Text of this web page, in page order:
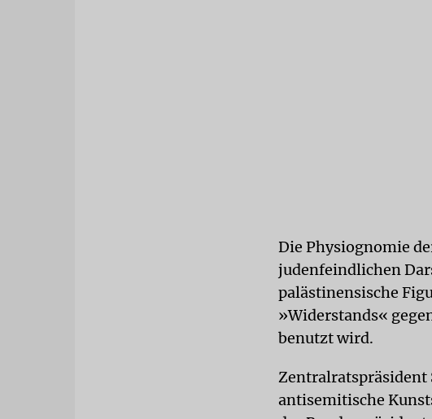
Die Physiognomie
judenfeindlichen
palästinensische
»Widerstands«
benutzt wird.
Zentralratspräsident
antisemitische